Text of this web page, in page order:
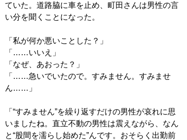
ていた。道路脇に車を止め、町田さんは男性の言
い分を聞くことになった。
「私が何か悪いことした？」
「……いいえ」
「なぜ、あおった？」
「……急いでいたので。すみません。すみませ
ん……」
「“すみません”を繰り返すだけの男性が哀れに思
いましたね。直立不動の男性は震えながら、なん
と“股間を濡らし始めた”んです。おそらく出勤前